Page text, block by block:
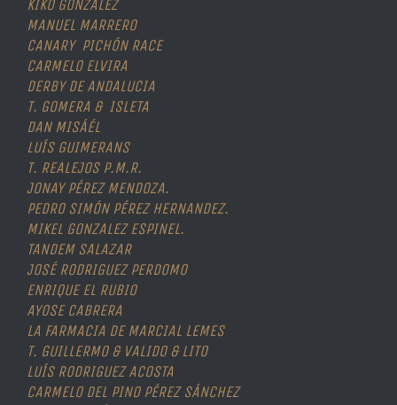
KIKO GONZALEZ
MANUEL MARRERO
CANARY PICHÓN RACE
CARMELO ELVIRA
DERBY DE ANDALUCIA
T. GOMERA & ISLETA
DAN MISÁÉL
LUÍS GUIMERANS
T. REALEJOS P.M.R.
JONAY PÉREZ MENDOZA.
PEDRO SIMÓN PÉREZ HERNANDEZ.
MIKEL GONZALEZ ESPINEL.
TANDEM SALAZAR
JOSÉ RODRIGUEZ PERDOMO
ENRIQUE EL RUBIO
AYOSE CABRERA
LA FARMACIA DE MARCIAL LEMES
T. GUILLERMO & VALIDO & LITO
LUÍS RODRIGUEZ ACOSTA
CARMELO DEL PINO PÉREZ SÁNCHEZ